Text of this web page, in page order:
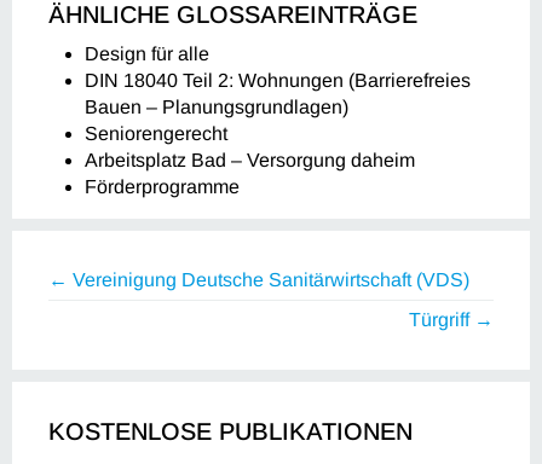
ÄHNLICHE GLOSSAREINTRÄGE
Design für alle
DIN 18040 Teil 2: Wohnungen (Barrierefreies
Bauen – Planungsgrundlagen)
Seniorengerecht
Arbeitsplatz Bad – Versorgung daheim
Förderprogramme
← Vereinigung Deutsche Sanitärwirtschaft (VDS)
Türgriff →
KOSTENLOSE PUBLIKATIONEN